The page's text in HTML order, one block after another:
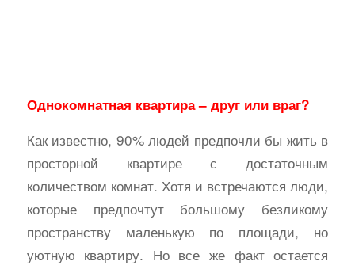
Однокомнатная квартира – друг или враг?
Как известно, 90% людей предпочли бы жить в
просторной квартире с достаточным
количеством комнат. Хотя и встречаются люди,
которые предпочтут большому безликому
пространству маленькую по площади, но
уютную квартиру. Но все же факт остается